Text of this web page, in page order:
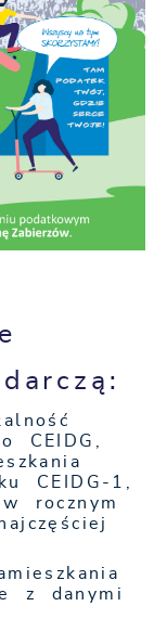
CEIDG,
CEIDG-1,
rocznym
z danymi